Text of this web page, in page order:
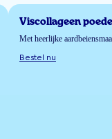
Viscollageen
Met heerlijke
Bestel nu